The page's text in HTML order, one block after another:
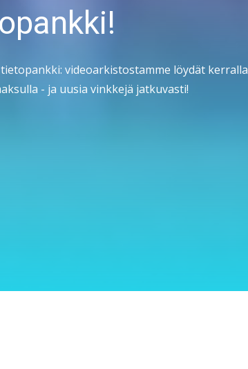
videoarkistostamme löydät kerralla
- ja uusia vinkkejä jatkuvasti!